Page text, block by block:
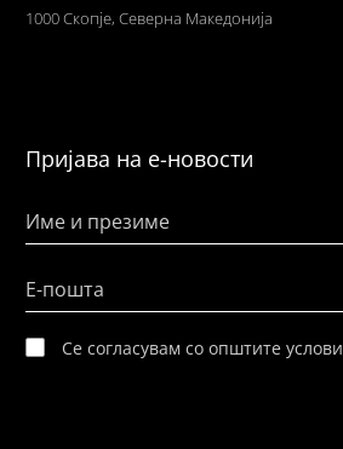
1000 Скопје, Северна Македонија
Пријава на е-новости
Име и презиме
Е-пошта
Се согласувам со општите услови